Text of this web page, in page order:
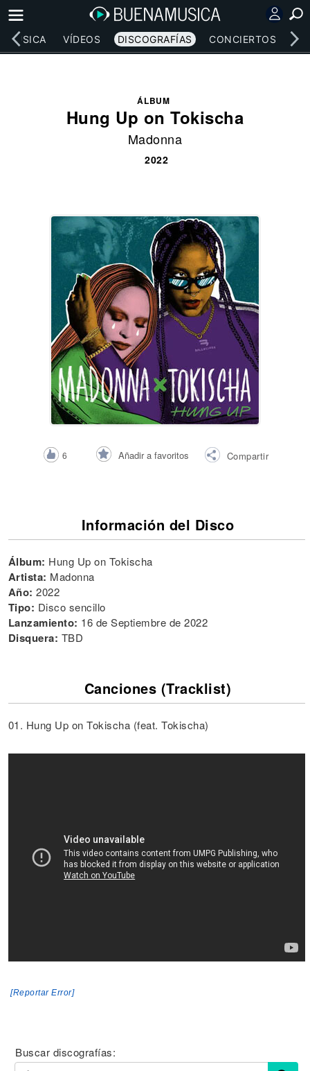
MÚSICA VÍDEOS DISCOGRAFÍAS CONCIERTOS
ÁLBUM
Hung Up on Tokischa
Madonna
2022
6 Añadir a favoritos Compartir
Información del Disco
Álbum: Hung Up on Tokischa
Artista: Madonna
Año: 2022
Tipo: Disco sencillo
Lanzamiento: 16 de Septiembre de 2022
Disquera: TBD
Canciones (Tracklist)
01. Hung Up on Tokischa (feat. Tokischa)
[Reportar Error]
Buscar discografías: